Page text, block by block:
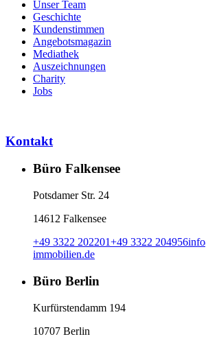
Unser Team
Geschichte
Kundenstimmen
Angebotsmagazin
Mediathek
Auszeichnungen
Charity
Jobs
Kontakt
Büro Falkensee
Potsdamer Str. 24
14612 Falkensee
+49 3322 202201+49 3322 204956info
immobilien.de
Büro Berlin
Kurfürstendamm 194
10707 Berlin